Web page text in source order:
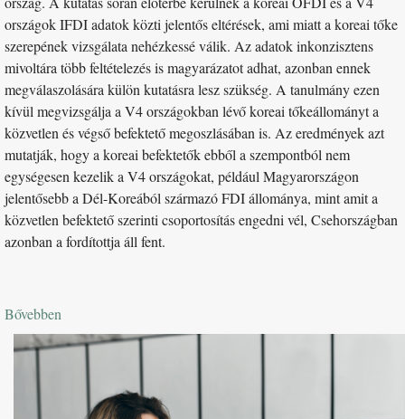
országok IFDI adatok közti jelentős eltérések, ami miatt a koreai tőke
szerepének vizsgálata nehézkessé válik. Az adatok inkonzisztens
mivoltára több feltételezés is magyarázatot adhat, azonban ennek
megválaszolására külön kutatásra lesz szükség. A tanulmány ezen
kívül megvizsgálja a V4 országokban lévő koreai tőkeállományt a
közvetlen és végső befektető megoszlásában is. Az eredmények azt
mutatják, hogy a koreai befektetők ebből a szempontból nem
egységesen kezelik a V4 országokat, például Magyarországon
jelentősebb a Dél-Koreából származó FDI állománya, mint amit a
közvetlen befektető szerinti csoportosítás engedni vél, Csehországban
azonban a fordítottja áll fent.
Bővebben